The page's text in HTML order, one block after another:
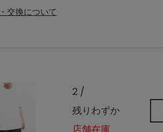
交換について
2 /
残りわずか